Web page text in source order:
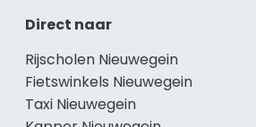
Direct naar
Rijscholen Nieuwegein
Fietswinkels Nieuwegein
Taxi Nieuwegein